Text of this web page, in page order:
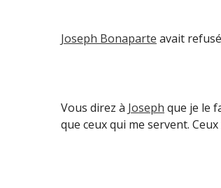
Joseph Bonaparte avait
Vous direz à Joseph que je le
que ceux qui me servent.